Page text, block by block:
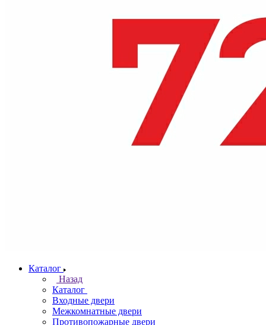
Каталог
Назад
Каталог
Входные двери
Межкомнатные двери
Противопожарные двери